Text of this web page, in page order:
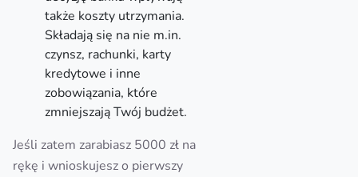
także koszty utrzymania.
Składają się na nie m.in.
czynsz, rachunki, karty
kredytowe i inne
zobowiązania, które
zmniejszają Twój budżet.
Jeśli zatem zarabiasz 5000 zł na
rękę i wnioskujesz o pierwszy